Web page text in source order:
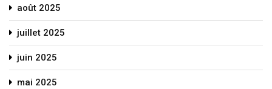
août 2025
juillet 2025
juin 2025
mai 2025